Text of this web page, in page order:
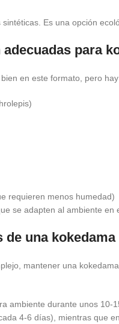
Es una opción
para
en este formato, pero
requieren menos humedad)
se adapten al ambiente
de una kokedama
mantener una
ambiente durante unos
4-6 días), mientras que